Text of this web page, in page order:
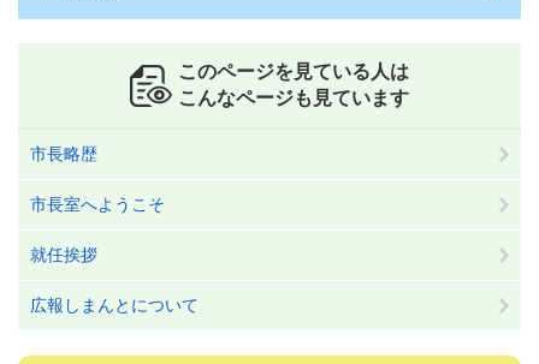
このページを見ている人は
こんなページも見ています
市長略歴
市長室へようこそ
就任挨拶
広報しまんとについて